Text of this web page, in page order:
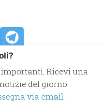
Ricevi una
del giorno
via email.